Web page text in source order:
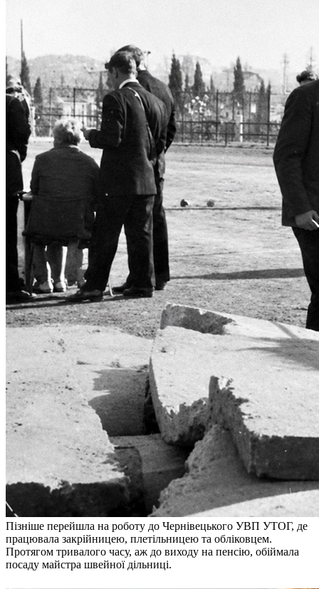
Пізніше перейшла на роботу до Чернівецького УВП УТОГ, де
працювала закрійницею, плетільницею та обліковцем.
Протягом тривалого часу, аж до виходу на пенсію, обіймала
посаду майстра швейної дільниці.